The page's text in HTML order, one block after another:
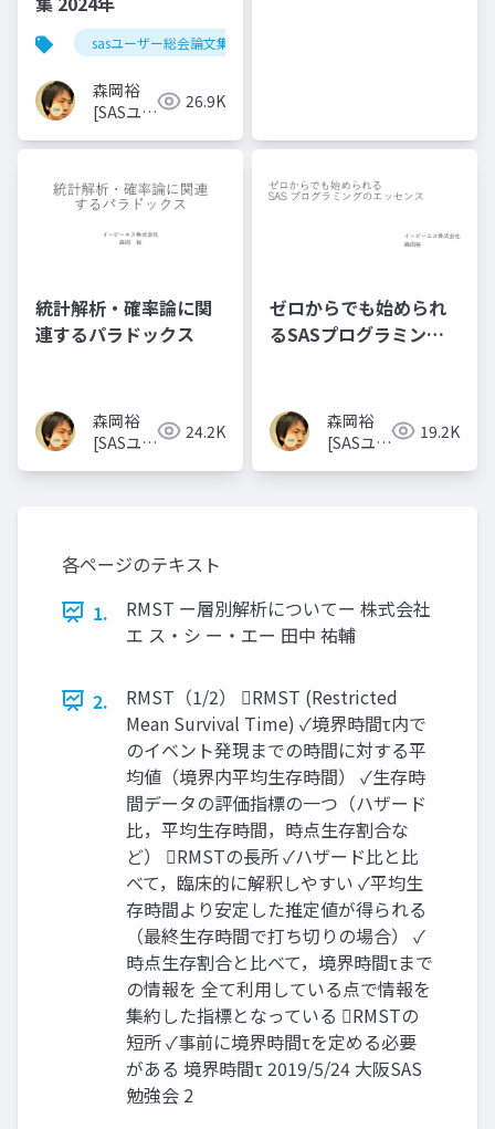
sasユーザー総会論文集 2024年
森岡裕
[SASユー
世話人]
26.9K
統計解析・確率論に関
連するパラドックス
森岡裕
[SASユー
24.2K
ゼロからでも始められ
るSASプログラミング
森岡裕
[SASユー
19.2K
各ページのテキスト
1.
RMST ー層別解析についてー 株式会社
エ ス・シ ー・エー 田中 祐輔
2.
RMST（1/2） RMST (Restricted
Mean Survival Time) ✓境界時間τ内で
のイベント発現までの時間に対する平
均値（境界内平均生存時間） ✓生存時
間データの評価指標の一つ（ハザード
比，平均生存時間，時点生存割合な
ど） RMSTの長所 ✓ハザード比と比
べて，臨床的に解釈しやすい ✓平均生
存時間より安定した推定値が得られる
（最終生存時間で打ち切りの場合） ✓
時点生存割合と比べて，境界時間τまで
の情報を 全て利用している点で情報を
集約した指標となっている RMSTの
短所 ✓事前に境界時間τを定める必要
がある 境界時間τ 2019/5/24 大阪SAS
勉強会 2